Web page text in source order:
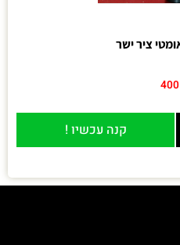
ציר ישר
400
קנה עכשיו !